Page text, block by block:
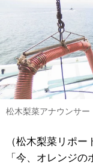
松木梨菜アナウンサー
（松木梨菜リポー
「今、オレンジ